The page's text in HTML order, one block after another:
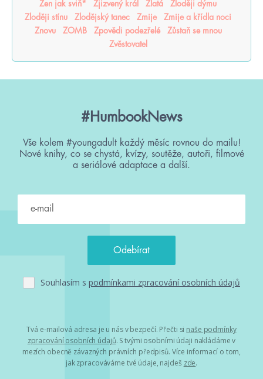
Zen jak sviň*
Zjizvený král Zlatá
Zloději dýmu
Zloději stínu
Zlodějský tanec Zmije
Zmije a křídla noci
Znovu
ZOMB Zpovědi podezřelé
Zůstaň se mnou
Zvěstovatel
#HumbookNews
Vše kolem #youngadult každý měsíc rovnou do mailu!
Nové knihy, co se chystá, kvízy, soutěže, autoři, filmové
a seriálové adaptace a další.
Souhlasím s podmínkami zpracování osobních údajů
Tvá e-mailová adresa je u nás v bezpečí. Přečti si naše podmínky
zpracování osobních údajů. S tvými osobními údaji nakládáme v
mezích obecně závazných právních předpisů. Více informací o tom,
jak zpracováváme tvé údaje, najdeš zde.